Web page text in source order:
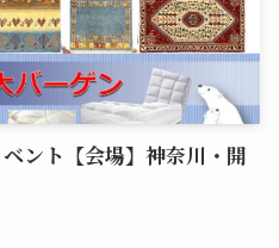
ント【会場】神奈川・開